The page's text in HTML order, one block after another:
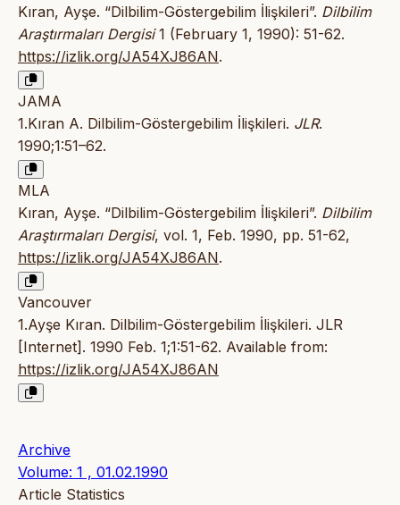
Kıran, Ayşe. “Dilbilim-Göstergebilim İlişkileri”. Dilbilim
Araştırmaları Dergisi1 (February 1, 1990): 51-62.
https://izlik.org/JA54XJ86AN.
JAMA
1.Kıran A. Dilbilim-Göstergebilim İlişkileri. JLR.
1990;1:51–62.
MLA
Kıran, Ayşe. “Dilbilim-Göstergebilim İlişkileri”. Dilbilim
Araştırmaları Dergisi, vol. 1, Feb. 1990, pp. 51-62,
https://izlik.org/JA54XJ86AN.
Vancouver
1.Ayşe Kıran. Dilbilim-Göstergebilim İlişkileri. JLR
[Internet]. 1990 Feb. 1;1:51-62. Available from:
https://izlik.org/JA54XJ86AN
Archive
Volume: 1 , 01.02.1990
Article Statistics